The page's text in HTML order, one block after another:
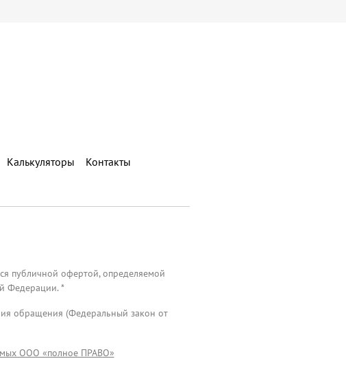
Калькуляторы Контакты
публичной офертой, определяемой
Федерации. *
обращения (Федеральный закон от
ООО «полное ПРАВО»